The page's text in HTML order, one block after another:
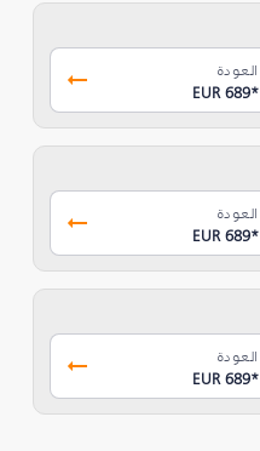
العودة
EUR 689*
العودة
EUR 689*
العودة
EUR 689*